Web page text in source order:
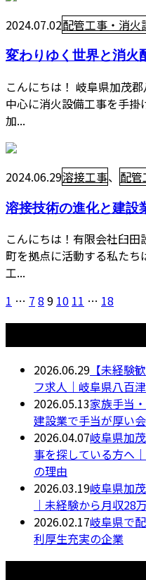
2024.07.02配管工事・消
変わりゆく世界と消火
こんにちは！ 岐阜県加茂
中心に消火設備工事を手
加...
2024.06.29溶接工事、 配
溶接技術の進化と建設
こんにちは！有限会社臼
町を拠点に活動する私た
工...
1 … 7 8 9 10 11 … 18
2026.06.29 【未経験
フ求人｜岐阜県八百
2026.05.13家族手当
建設業で手当が厚い
2026.04.07岐阜県加
事を探している方へ
の理由
2026.03.19岐阜県加
｜未経験から月収28
2026.02.17岐阜県で
利厚生充実の企業